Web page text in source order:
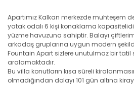
Apartımız Kalkan merkezde muhteşem
yatak odalı 6 kişi konaklama
yüzme havuzuna sahiptir. Balayı
arkadaş gruplarına uygun modern
Fountain Apart sizlere unutulmaz bir tatil
aralamaktadır.
Bu villa konutların kısa süreli
olmadığından dolayı 101 gün altına